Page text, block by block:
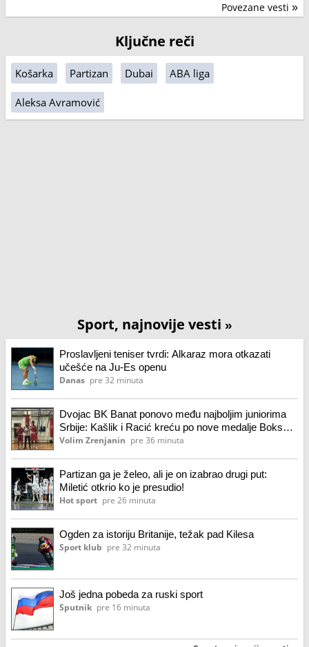
Povezane vesti »
Ključne reči
Košarka Partizan Dubai ABA liga
Aleksa Avramović
Sport, najnovije vesti »
Proslavljeni teniser tvrdi: Alkaraz mora otkazati
učešće na Ju-Es openu
Danas pre 32 minuta
Dvojac BK Banat ponovo među najboljim juniorima
Srbije: Kašlik i Racić kreću po nove medalje Boks
klub Banat
Volim Zrenjanin pre 36 minuta
Partizan ga je želeo, ali je on izabrao drugi put:
Miletić otkrio ko je presudio!
Hot sport pre 26 minuta
Ogden za istoriju Britanije, težak pad Kilesa
Sport klub pre 32 minuta
Još jedna pobeda za ruski sport
Sputnik pre 16 minuta